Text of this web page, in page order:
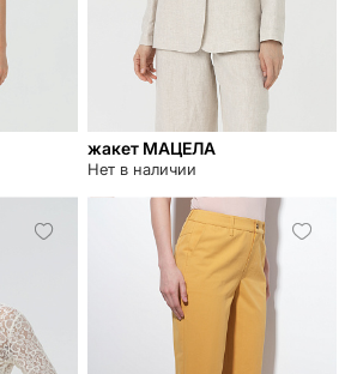
жакет МАЦЕЛА
Нет в наличии